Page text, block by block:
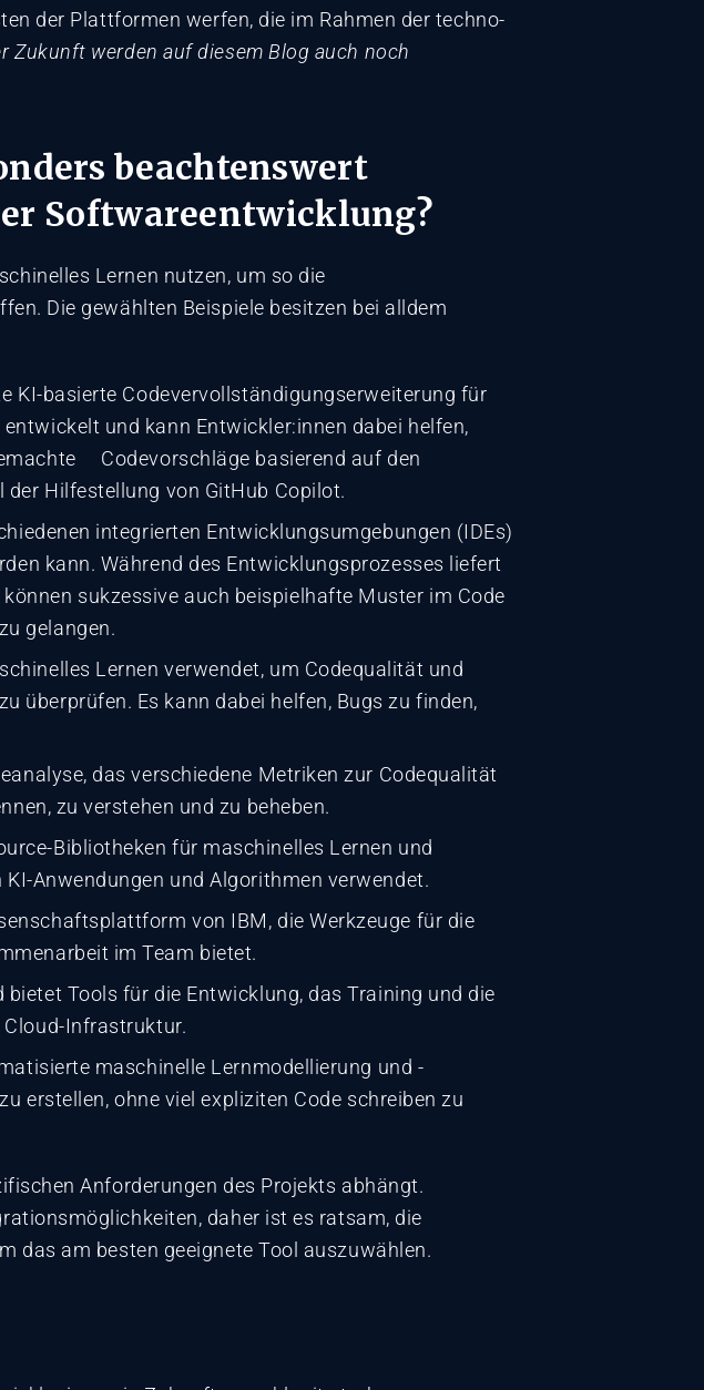
der Plattformen werfen, die im Rahmen der techno-
Zukunft werden auf diesem Blog auch noch
beachtenswert
Softwareentwicklung?
Lernen nutzen, um so die
Die gewählten Beispiele besitzen bei alldem
KI-basierte Codevervollständigungserweiterung für
und kann Entwickler:innen dabei helfen,
Codevorschläge basierend auf den
Hilfestellung von GitHub Copilot.
integrierten Entwicklungsumgebungen (IDEs)
kann. Während des Entwicklungsprozesses liefert
sukzessive auch beispielhafte Muster im Code
gelangen.
Lernen verwendet, um Codequalität und
überprüfen. Es kann dabei helfen, Bugs zu finden,
das verschiedene Metriken zur Codequalität
zu verstehen und zu beheben.
Bibliotheken für maschinelles Lernen und
Anwendungen und Algorithmen verwendet.
von IBM, die Werkzeuge für die
im Team bietet.
Tools für die Entwicklung, das Training und die
Infrastruktur.
maschinelle Lernmodellierung und -
erstellen, ohne viel expliziten Code schreiben zu
Anforderungen des Projekts abhängt.
daher ist es ratsam, die
das am besten geeignete Tool auszuwählen.‍